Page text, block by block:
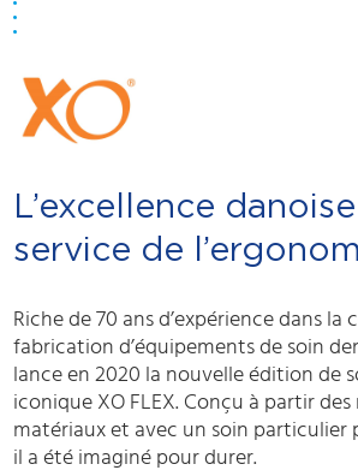
L’excellence
service de
Riche de 70 ans d’expérience dans
fabrication d’équipements de soin
lance en 2020 la nouvelle édition de
iconique XO FLEX. Conçu à partir
matériaux et avec un soin particulier
il a été imaginé pour durer.